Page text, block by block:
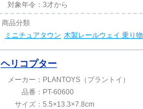
対象年令：3才から
商品分類
ミニチュアタウン 木製レールウェイ 乗り物
ヘリコプター
メーカー： PLANTOYS（プラントイ）
品番： PT-60600
サイズ：5.5×13.3×7.8cm